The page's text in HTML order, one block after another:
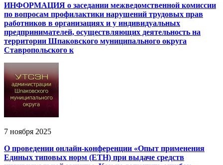
ИНФОРМАЦИЯ о заседании межведомственной комиссии
по вопросам профилактики нарушений трудовых прав
работников в организациях и у индивидуальных
предпринимателей, осуществляющих деятельность на
территории Шпаковского муниципального округа
Ставропольского к
7 ноября 2025
О проведении онлайн-конференции «Опыт применения
Единых типовых норм (ЕТН) при выдаче средств